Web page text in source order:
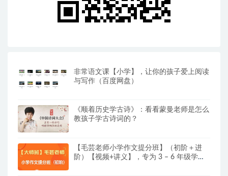
非常语文课【小学】，让你的孩子爱上阅读
与写作（百度网盘）
《顺着历史学古诗》：看看蒙曼老师是怎么
教孩子学古诗词的？
【毛芸老师小学作文提分班】（初阶＋进
阶）【视频+讲义】，专为 3 – 6 年级学员